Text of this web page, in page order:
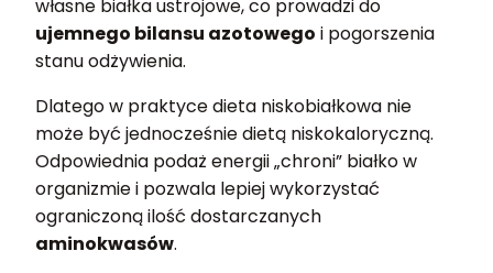
własne białka ustrojowe, co prowadzi do
ujemnego bilansu azotowego i pogorszenia
stanu odżywienia.
Dlatego w praktyce dieta niskobiałkowa nie
może być jednocześnie dietą niskokaloryczną.
Odpowiednia podaż energii „chroni” białko w
organizmie i pozwala lepiej wykorzystać
ograniczoną ilość dostarczanych
aminokwasów.